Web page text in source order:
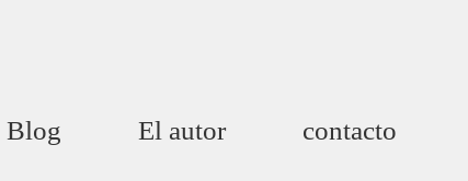
Blog El autor contacto